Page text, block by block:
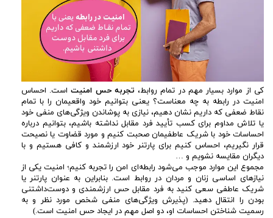
کی از موارد بسیار مهم در تمام روابط، تجربه حس امنیتاست. احساس
امنیت در رابطه به چه معناست؟ یعنی بتوانیم خود واقعیمان را با تمام
نقاط ضعفی که داریم نشان دهیم، نیازی به پوشاندن ویژگی‌های منفی خود
یا تلاش مداوم برای کسب تأیید فرد مقابل نداشته باشیم، بتوانیم درباره
احساسات خود با شریک عاطفیمان صحبت کنیم و مورد قضاوت یا نصیحت
قرار نگیریم، احساس کنیم برای پارتنر خود ارزشمند و کافی هستیم و با
دیگران مقایسه نشویم و …
مجموع این موارد موجب می‌شود رابطه‌ای امن را تجربه کنیم؛ امنیت یکی از
نیازهای اساسی زنان و مردان در روابط است. بنابراین به عنوان پارتنر یا
شریک عاطفی سعی کنید به فرد مقابل حس ارزشمندی و دوست‌داشتنی
بودن را انتقال دهید. (پذیرش ویژگی‌های منفی شخص مورد نظر و به
رسمیت شناختن احساسات او، دو اصل مهم در ایجاد حس امنیت است.)